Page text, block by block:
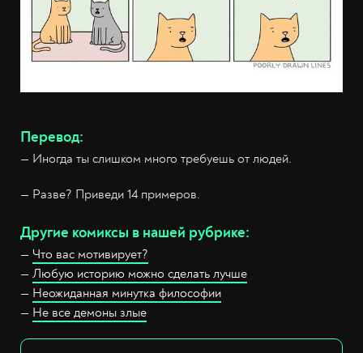
Перевод:
— Иногда ты слишком много требуешь от людей.
— Разве? Приведи 14 примеров.
Другие комиксы в нашей рубрике:
— Что вас мотивирует?
— Любую историю можно сделать лучше
— Неожиданная минутка философии
— Не все демоны злые